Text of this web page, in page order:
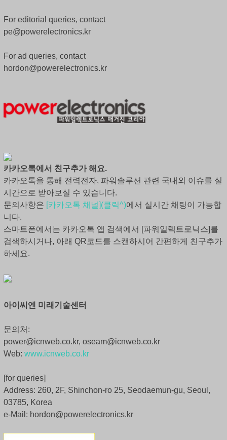
For editorial queries, contact
pe@powerelectronics.kr
For ad queries, contact
hordon@powerelectronics.kr
카카오톡에서 친구추가 해요.
카카오톡을 통해 전력전자, 파워솔루션 관련 국내외 이슈를 실
시간으로 받아보실 수 있습니다.
문의사항은 [카카오톡 채널](클릭^)에서 실시간 채팅이 가능합
니다.
스마트폰에서는 카카오톡 앱 검색에서 [파워일렉트로닉스]를
검색하시거나, 아래 QR코드를 스캔하시어 간편하게 친구추가
하세요.
아이씨엔 미래기술센터
문의처:
power@icnweb.co.kr, oseam@icnweb.co.kr
Web: www.icnweb.co.kr
[for queries]
Address: 260, 2F, Shinchon-ro 25, Seodaemun-gu, Seoul,
03785, Korea
e-Mail: hordon@powerelectronics.kr